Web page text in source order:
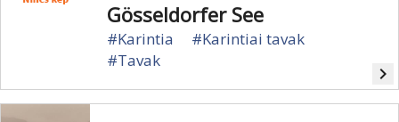
Gösseldorfer See
#Karintia
#Karintiai tavak
#Tavak
navigate_next